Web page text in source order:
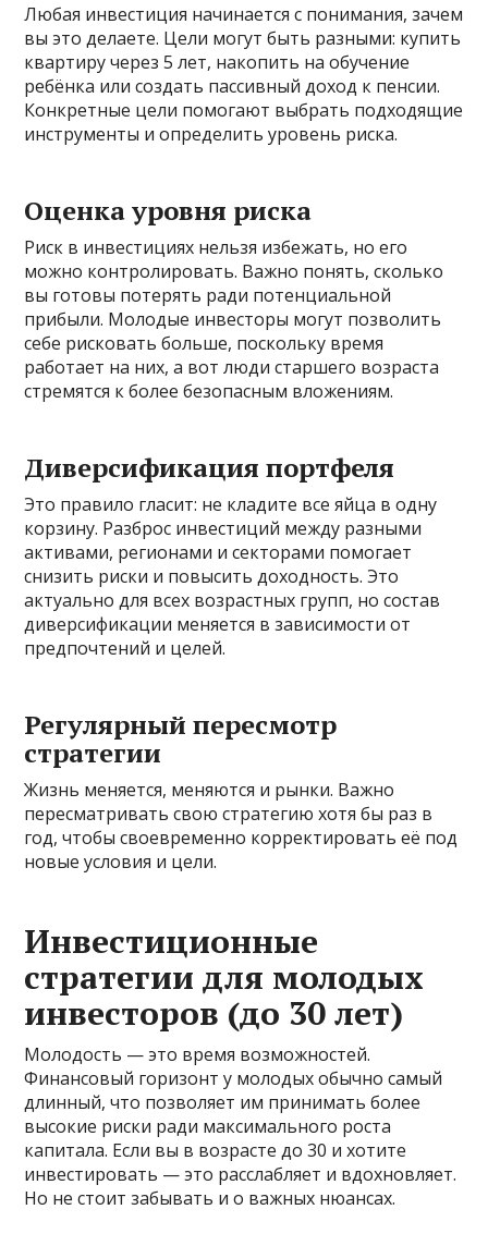
Любая инвестиция начинается с понимания, зачем
вы это делаете. Цели могут быть разными: купить
квартиру через 5 лет, накопить на обучение
ребёнка или создать пассивный доход к пенсии.
Конкретные цели помогают выбрать подходящие
инструменты и определить уровень риска.
Оценка уровня риска
Риск в инвестициях нельзя избежать, но его
можно контролировать. Важно понять, сколько
вы готовы потерять ради потенциальной
прибыли. Молодые инвесторы могут позволить
себе рисковать больше, поскольку время
работает на них, а вот люди старшего возраста
стремятся к более безопасным вложениям.
Диверсификация портфеля
Это правило гласит: не кладите все яйца в одну
корзину. Разброс инвестиций между разными
активами, регионами и секторами помогает
снизить риски и повысить доходность. Это
актуально для всех возрастных групп, но состав
диверсификации меняется в зависимости от
предпочтений и целей.
Регулярный пересмотр
стратегии
Жизнь меняется, меняются и рынки. Важно
пересматривать свою стратегию хотя бы раз в
год, чтобы своевременно корректировать её под
новые условия и цели.
Инвестиционные
стратегии для молодых
инвесторов (до 30 лет)
Молодость — это время возможностей.
Финансовый горизонт у молодых обычно самый
длинный, что позволяет им принимать более
высокие риски ради максимального роста
капитала. Если вы в возрасте до 30 и хотите
инвестировать — это расслабляет и вдохновляет.
Но не стоит забывать и о важных нюансах.